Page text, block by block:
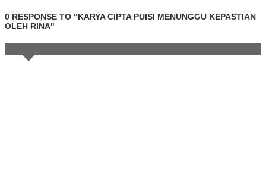
0 RESPONSE TO "KARYA CIPTA PUISI MENUNGGU KEPASTIAN
OLEH RINA"